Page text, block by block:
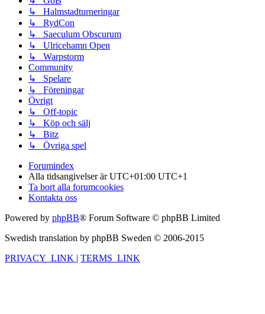
↳ Halmstadturneringar
↳ RydCon
↳ Saeculum Obscurum
↳ Ulricehamn Open
↳ Warpstorm
Community
↳ Spelare
↳ Föreningar
Övrigt
↳ Off-topic
↳ Köp och sälj
↳ Bitz
↳ Övriga spel
Forumindex
Alla tidsangivelser är UTC+01:00 UTC+1
Ta bort alla forumcookies
Kontakta oss
Powered by phpBB® Forum Software © phpBB Limited
Swedish translation by phpBB Sweden © 2006-2015
PRIVACY_LINK
TERMS_LINK